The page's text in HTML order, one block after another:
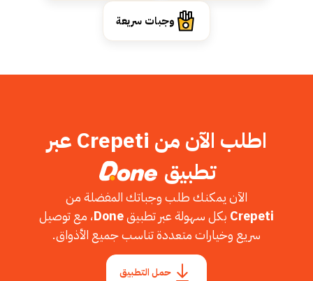
وجبات سريعة
اطلب الآن من Crepeti عبر
تطبيق
الآن يمكنك طلب وجباتك المفضلة من
Crepeti بكل سهولة عبر تطبيقDone، مع توصيل
سريع وخيارات متعددة تناسب جميع الأذواق.
حمل التطبيق